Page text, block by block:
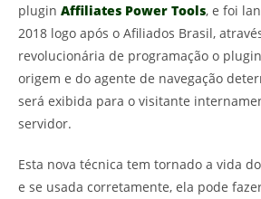
plugin Affiliates Power Tools, e foi
2018 logo após o Afiliados Brasil,
revolucionária de programação o
origem e do agente de navegação
será exibida para o visitante
servidor.
Esta nova técnica tem tornado a vida
e se usada corretamente, ela pode